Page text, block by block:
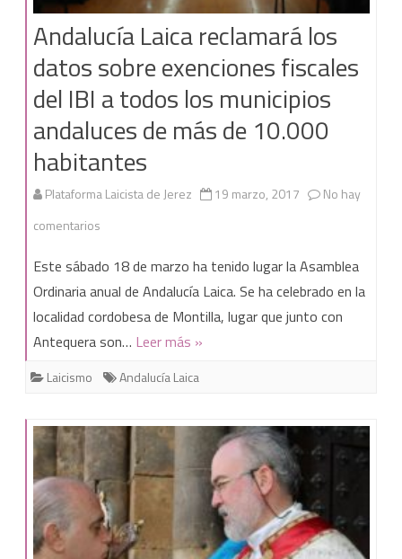
Andalucía Laica reclamará los
datos sobre exenciones fiscales
del IBI a todos los municipios
andaluces de más de 10.000
habitantes
Plataforma Laicista de Jerez 19 marzo, 2017
No hay
comentarios
Laica
reclamará
los
datos
exenciones
fiscales
del
IBI
Este sábado 18 de marzo ha tenido lugar la Asamblea
Ordinaria anual de Andalucía Laica. Se ha celebrado en la
localidad cordobesa de Montilla, lugar que junto con
Antequera son… Leer más »
Laicismo Andalucía Laica